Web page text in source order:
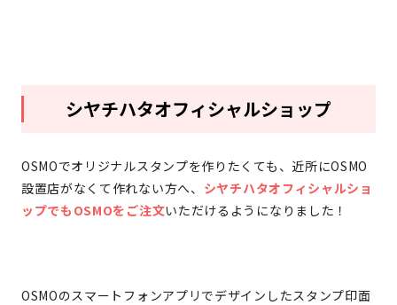
シヤチハタオフィシャルショップ
OSMOでオリジナルスタンプを作りたくても、近所にOSMO
設置店がなくて作れない方へ、 シヤチハタオフィシャルショ
ップでもOSMOをご注文いただけるようになりました！
OSMOのスマートフォンアプリでデザインしたスタンプ印面